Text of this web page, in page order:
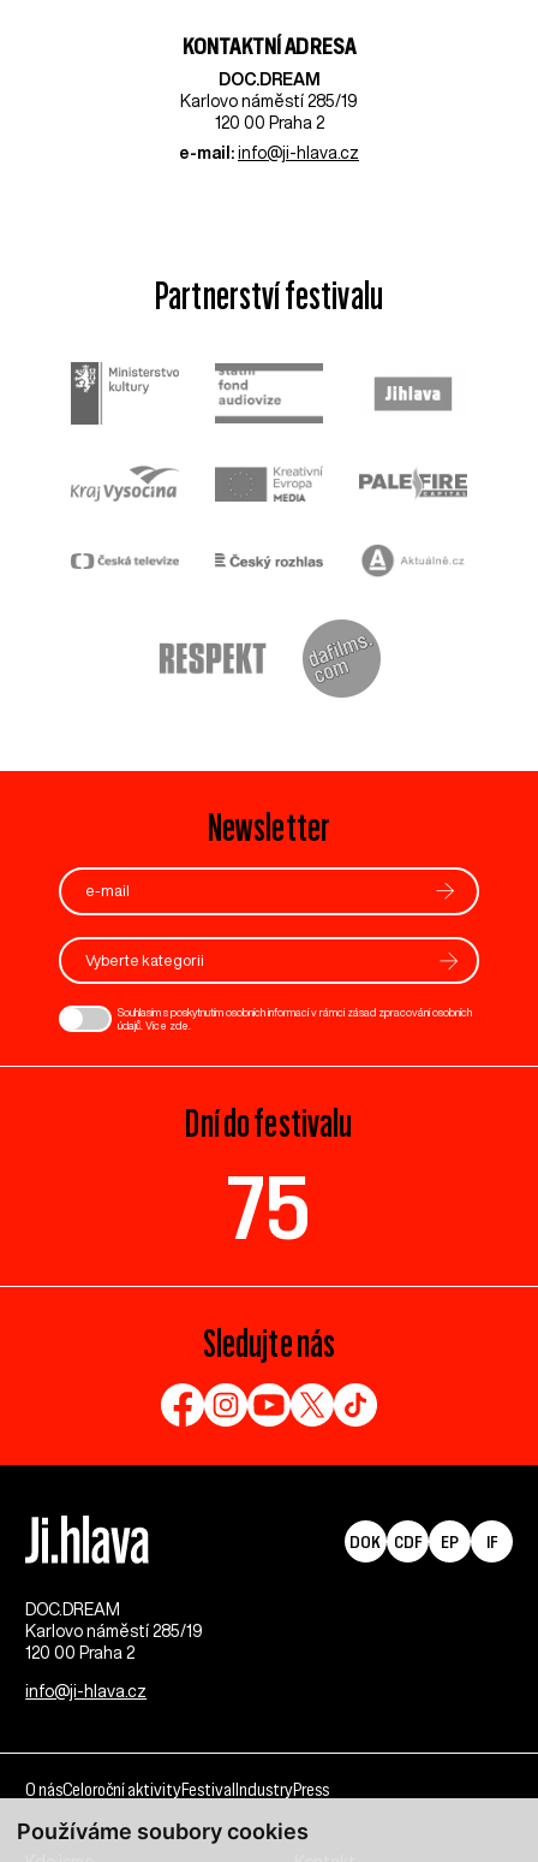
Používáme soubory cookies
KONTAKTNÍ ADRESA
DOC.DREAM​
Karlovo náměstí 285/19
120 00 Praha 2
e-mail: info@ji-hlava.cz
Partnerství festivalu
Newsletter
Vyberte kategorii
Souhlasím s poskytnutím osobních informací v rámci zásad zpracování osobních
údajů. Více zde
Dní do festivalu
75
Sledujte nás
DOC.DREAM​
Karlovo náměstí 285/19
120 00 Praha 2
info@ji-hlava.cz
DOK CDF EP IF
O násCeloroční aktivityFestival IndustryPress